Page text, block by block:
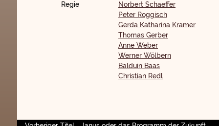
Regie
Norbert Schaeffer
Peter Roggisch
Gerda Katharina Kramer
Thomas Gerber
Anne Weber
Werner Wölbern
Balduin Baas
Christian Redl